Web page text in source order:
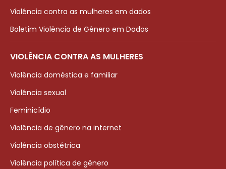
Violência contra as mulheres em dados
Boletim Violência de Gênero em Dados
VIOLÊNCIA CONTRA AS MULHERES
Violência doméstica e familiar
Violência sexual
Feminicídio
Violência de gênero na internet
Violência obstétrica
Violência política de gênero